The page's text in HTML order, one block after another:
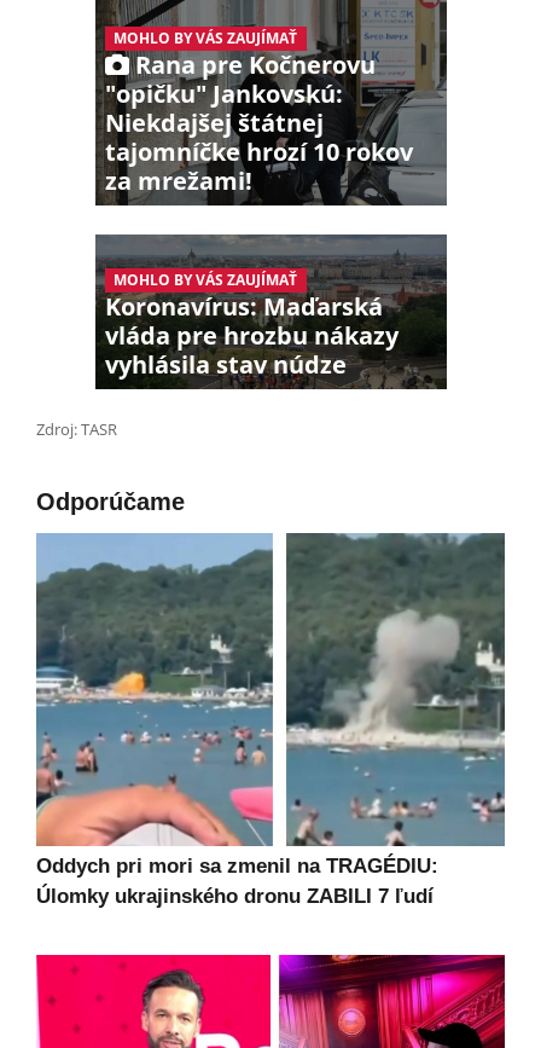
MOHLO BY VÁS ZAUJÍMAŤ
Rana pre Kočnerovu
"opičku" Jankovskú:
Niekdajšej štátnej
tajomníčke hrozí 10 rokov
za mrežami!
MOHLO BY VÁS ZAUJÍMAŤ
Koronavírus: Maďarská
vláda pre hrozbu nákazy
vyhlásila stav núdze
Zdroj: TASR
Odporúčame
Oddych pri mori sa zmenil na TRAGÉDIU:
Úlomky ukrajinského dronu ZABILI 7 ľudí